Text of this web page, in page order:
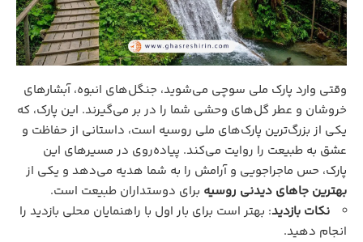
وقتی وارد پارک ملی سوچی می‌شوید، جنگل‌های انبوه، آبشارهای
خروشان و عطر گل‌های وحشی شما را در بر می‌گیرند. این پارک، که
یکی از بزرگ‌ترین پارک‌های ملی روسیه است، داستانی از حفاظت و
عشق به طبیعت را روایت می‌کند. پیاده‌روی در مسیرهای این
پارک، حس ماجراجویی و آرامش را به شما هدیه می‌دهد و یکی از
بهترین جاهای دیدنی روسیه برای دوستداران طبیعت است.
نکات بازدید: بهتر است برای بار اول با راهنمایان محلی بازدید را
انجام دهید.